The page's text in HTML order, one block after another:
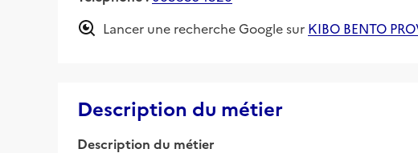
Lancer une recherche Google sur KIBO BENTO
Description du métier
Description du métier